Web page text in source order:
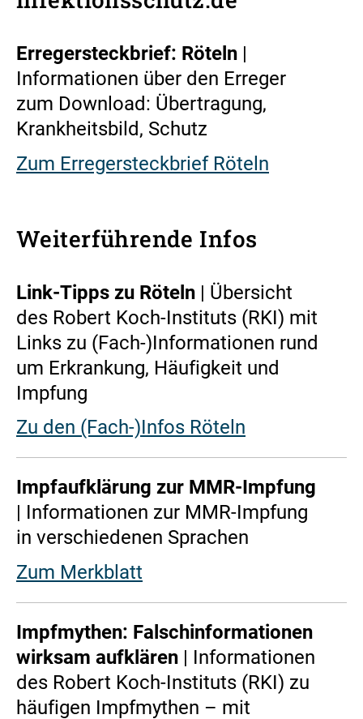
Erregersteckbrief: Röteln |
Informationen über den Erreger
zum Download: Übertragung,
Krankheitsbild, Schutz
Zum Erregersteckbrief Röteln
Weiterführende Infos
Link-Tipps zu Röteln | Übersicht
des Robert Koch-Instituts (RKI) mit
Links zu (Fach-)Informationen rund
um Erkrankung, Häufigkeit und
Impfung
Zu den (Fach-)Infos Röteln
Impfaufklärung zur MMR-Impfung
| Informationen zur MMR-Impfung
in verschiedenen Sprachen
Zum Merkblatt
Impfmythen: Falschinformationen
wirksam aufklären | Informationen
des Robert Koch-Instituts (RKI) zu
häufigen Impfmythen – mit